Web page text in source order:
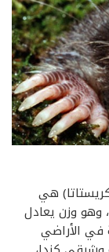
كريستاتا) هي
50 غراما فقط، وهو وزن يعادل
الأراضي